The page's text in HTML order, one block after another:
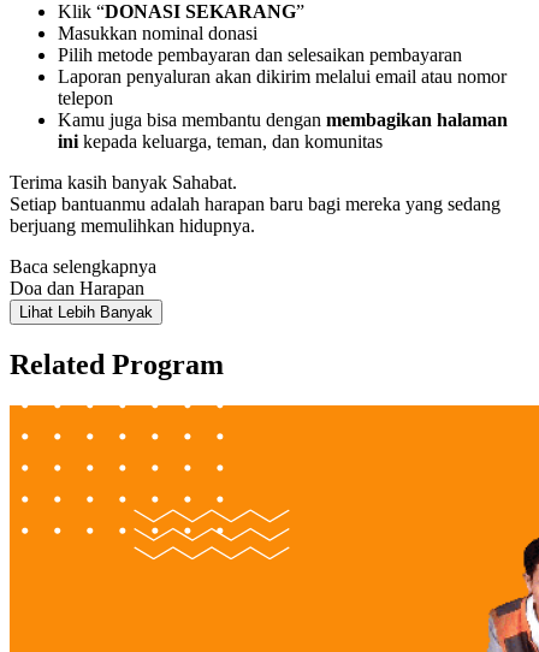
Klik “DONASI SEKARANG”
Masukkan nominal donasi
Pilih metode pembayaran dan selesaikan pembayaran
Laporan penyaluran akan dikirim melalui email atau nomor
telepon
Kamu juga bisa membantu dengan membagikan halaman
ini kepada keluarga, teman, dan komunitas
Terima kasih banyak Sahabat.
Setiap bantuanmu adalah harapan baru bagi mereka yang sedang
berjuang memulihkan hidupnya.
Baca selengkapnya
Doa dan Harapan
Lihat Lebih Banyak
Related Program